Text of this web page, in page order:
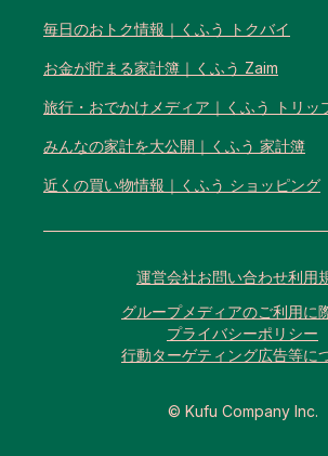
毎日のおトク情報｜くふう トクバイ
お金が貯まる家計簿｜くふう Zaim
旅行・おでかけメディア｜くふう トリッ
みんなの家計を大公開｜くふう 家計簿
近くの買い物情報｜くふう ショッピング
運営会社お問い合わせ利用
グループメディアのご利用に
プライバシーポリシー
行動ターゲティング広告等に
© Kufu Company Inc.